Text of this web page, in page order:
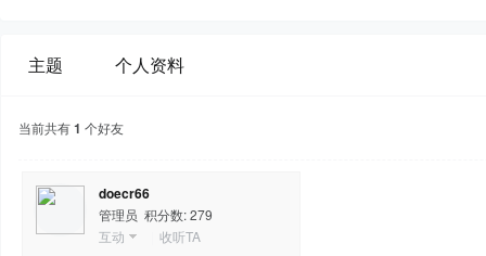
主题 个人资料
当前共有1 个好友
doecr66
管理员 积分数: 279
互动
收听TA